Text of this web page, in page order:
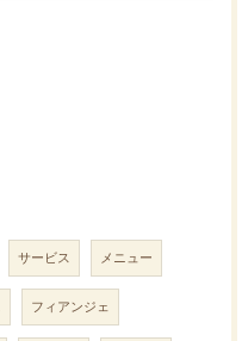
サービス メニュー
フィアンジェ